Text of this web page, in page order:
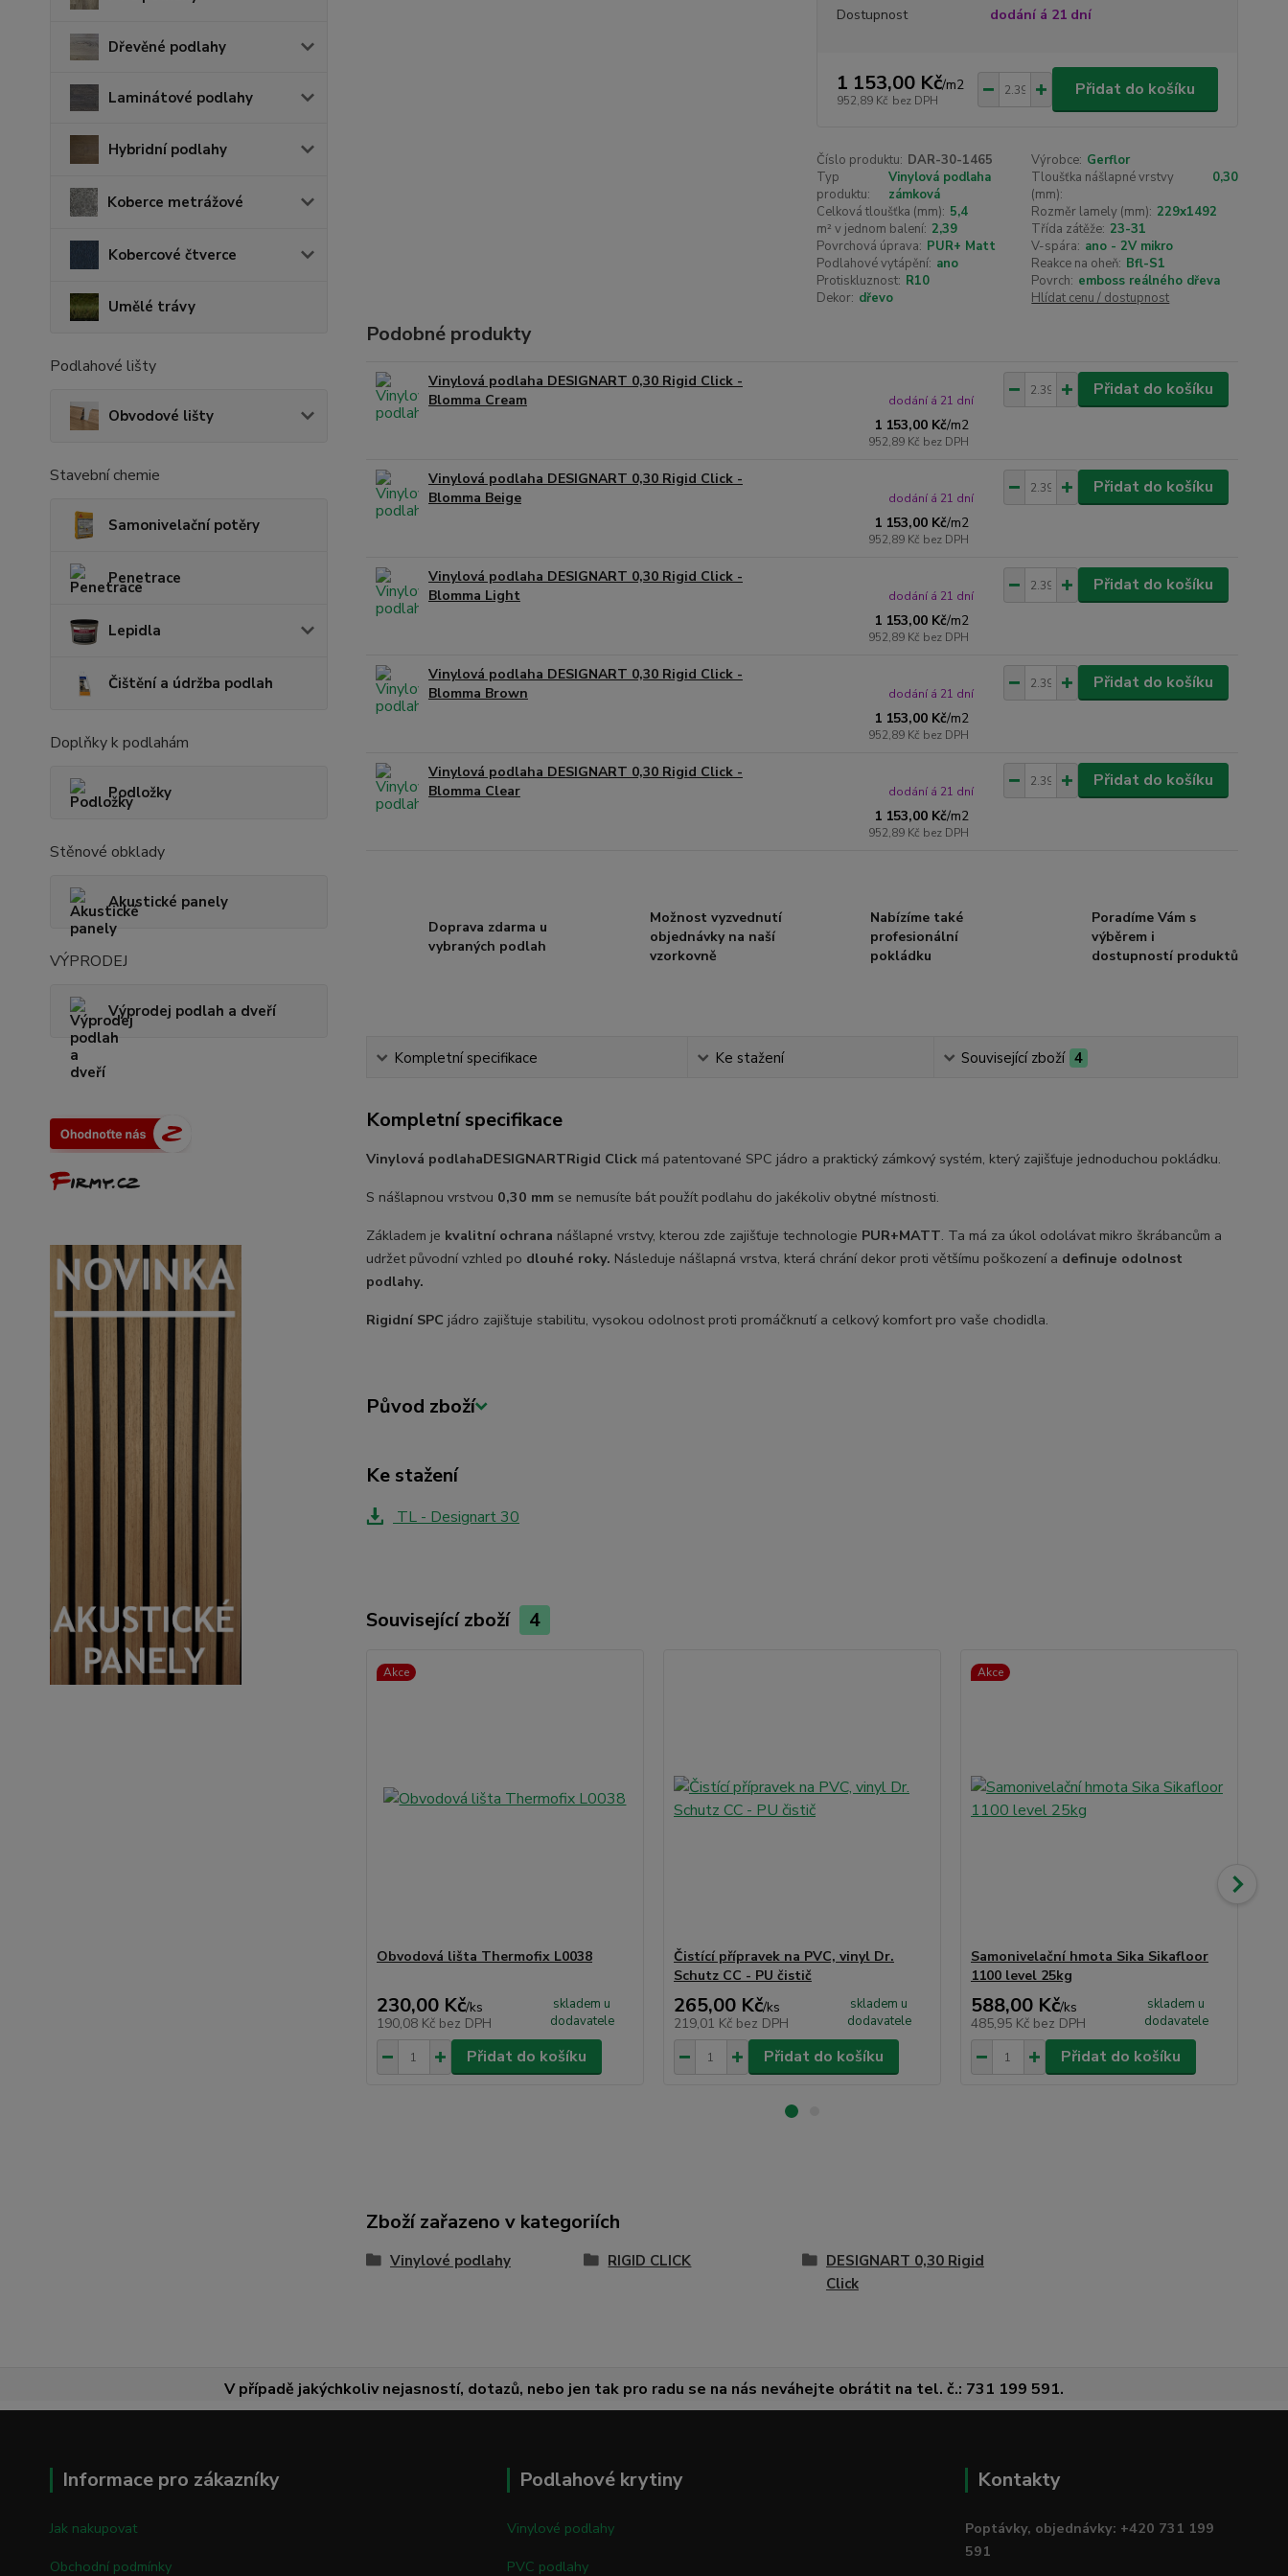
Dřevěné podlahy
Laminátové podlahy
Hybridní podlahy
Koberce metrážové
Kobercové čtverce
Umělé trávy
Podlahové lišty
Obvodové lišty
Stavební chemie
Samonivelační potěry
Penetrace
Lepidla
Čištění a údržba podlah
Doplňky k podlahám
Podložky
Stěnové obklady
Akustické panely
VÝPRODEJ
Výprodej podlah a dveří
Dostupnost dodání á 21 dní
1 153,00 Kč/m2
952,89 Kč bez DPH
Přidat do košíku
Číslo produktu: DAR-30-1465 Výrobce: Gerflor
Typ
produktu:
Vinylová podlaha
zámková
Tloušťka nášlapné vrstvy
(mm):
0,30
Celková tloušťka (mm): 5,4 Rozměr lamely (mm): 229x1492
m² v jednom balení: 2,39 Třída zátěže: 23-31
Povrchová úprava: PUR+ Matt V-spára: ano - 2V mikro
Podlahové vytápění: ano Reakce na oheň: Bfl-S1
Protiskluznost: R10 Povrch: emboss reálného dřeva
Dekor: dřevo Hlídat cenu / dostupnost
Podobné produkty
Vinylová podlaha DESIGNART 0,30 Rigid Click -
Blomma Cream
1 153,00 Kč/m2
952,89 Kč bez DPH
dodání á 21 dní
Přidat do košíku
Vinylová podlaha DESIGNART 0,30 Rigid Click -
Blomma Beige
1 153,00 Kč/m2
952,89 Kč bez DPH
dodání á 21 dní
Přidat do košíku
Vinylová podlaha DESIGNART 0,30 Rigid Click -
Blomma Light
1 153,00 Kč/m2
952,89 Kč bez DPH
dodání á 21 dní
Přidat do košíku
Vinylová podlaha DESIGNART 0,30 Rigid Click -
Blomma Brown
1 153,00 Kč/m2
952,89 Kč bez DPH
dodání á 21 dní
Přidat do košíku
Vinylová podlaha DESIGNART 0,30 Rigid Click -
Blomma Clear
1 153,00 Kč/m2
952,89 Kč bez DPH
dodání á 21 dní
Přidat do košíku
Doprava zdarma u
vybraných podlah
Možnost vyzvednutí
objednávky na naší
vzorkovně
Nabízíme také
profesionální
pokládku
Poradíme Vám s
výběrem i
dostupností produktů
Kompletní specifikace Ke stažení Související zboží 4
Kompletní specifikace
Vinylová podlahaDESIGNARTRigid Click má patentované SPC jádro a praktický zámkový systém, který zajišťuje jednoduchou pokládku.
S nášlapnou vrstvou 0,30 mm se nemusíte bát použít podlahu do jakékoliv obytné místnosti.
Základem je kvalitní ochrana nášlapné vrstvy, kterou zde zajišťuje technologie PUR+MATT. Ta má za úkol odolávat mikro škrábancům a
udržet původní vzhled po dlouhé roky. Následuje nášlapná vrstva, která chrání dekor proti většímu poškození a definuje odolnost
podlahy.
Rigidní SPC jádro zajištuje stabilitu, vysokou odolnost proti promáčknutí a celkový komfort pro vaše chodidla.
Původ zboží
Ke stažení
TL - Designart 30
Související zboží 4
Akce
Obvodová lišta Thermofix L0038
230,00 Kč/ks
190,08 Kč bez DPH
skladem u
dodavatele
Přidat do košíku
Čistící přípravek na PVC, vinyl Dr.
Schutz CC - PU čistič
265,00 Kč/ks
219,01 Kč bez DPH
skladem u
dodavatele
Přidat do košíku
Akce
Samonivelační hmota Sika Sikafloor
1100 level 25kg
588,00 Kč/ks
485,95 Kč bez DPH
skladem u
dodavatele
Přidat do košíku
Zboží zařazeno v kategoriích
Vinylové podlahy RIGID CLICK
DESIGNART 0,30 Rigid
Click
V případě jakýchkoliv nejasností, dotazů, nebo jen tak pro radu se na nás neváhejte obrátit na tel. č.: 731 199 591.
Informace pro zákazníky
Jak nakupovat
Obchodní podmínky
Podlahové krytiny
Vinylové podlahy
PVC podlahy
Kontakty
Poptávky, objednávky: +420 731 199
591